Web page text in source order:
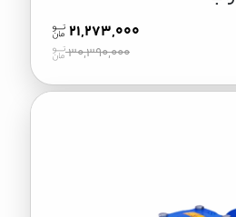
21,273,000
30,390,000